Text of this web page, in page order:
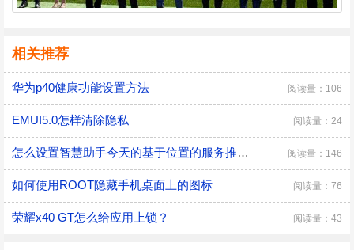
相关推荐
华为p40健康功能设置方法 阅读量：106
EMUI5.0怎样清除隐私 阅读量：24
怎么设置智慧助手今天的基于位置的服务推荐？ 阅读量：146
如何使用ROOT隐藏手机桌面上的图标 阅读量：76
荣耀x40 GT怎么给应用上锁？ 阅读量：43